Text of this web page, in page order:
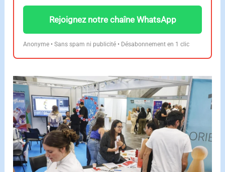
Rejoignez notre chaîne WhatsApp
Anonyme • Sans spam ni publicité • Désabonnement en 1 clic